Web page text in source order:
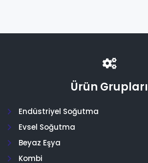
Ürün Grupları
Endüstriyel Soğutma
Evsel Soğutma
Beyaz Eşya
Kombi